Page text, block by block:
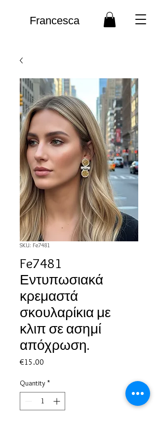
Francesca
SKU: Fe7481
Fe7481
Εντυπωσιακά
κρεμαστά
σκουλαρίκια με
κλιπ σε ασημί
απόχρωση.
€15.00
Quantity *